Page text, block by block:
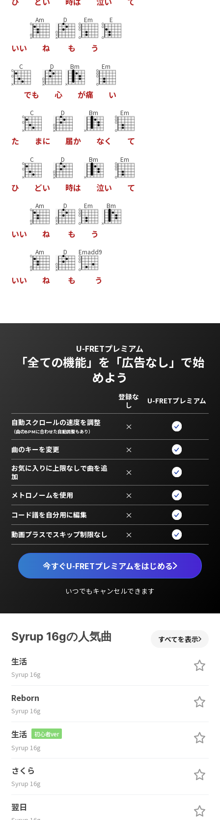
いい
Am
ね
D
も
Em
う
E
C
でも
D
心
Bm
が痛
Em
い
た
C
まに
D
届か
Bm
なく
Em
て
ひ
C
どい
D
時は
Bm
泣い
Em
て
いい
Am
ね
D
も
Em
う
Bm
いい
Am
ね
D
も
Emadd9
う
U-FRETプレミアム
「全ての機能」を 「広告なし」で始
めよう
今すぐU-FRETプレミアムをはじめる
いつでもキャンセルできます
登録な
し
U-FRETプレミアム
自動スクロールの速度を調整
（曲のBPMに合わせた自動調整もあり） ×
曲のキーを変更 ×
お気に入りに上限なしで曲を追
加
×
メトロノームを使用 ×
コード譜を自分用に編集 ×
動画プラスでスキップ制限なし ×
Syrup 16gの人気曲 すべてを表示
生活
Syrup 16g
Reborn
Syrup 16g
生活 初心者ver
Syrup 16g
さくら
Syrup 16g
翌日